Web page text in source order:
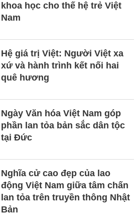
khoa học cho thế hệ trẻ Việt
Nam
Hệ giá trị Việt: Người Việt xa
xứ và hành trình kết nối hai
quê hương
Ngày Văn hóa Việt Nam góp
phần lan tỏa bản sắc dân tộc
tại Đức ​
Nghĩa cử cao đẹp của lao
động Việt Nam giữa tâm chấn
lan tỏa trên truyền thông Nhật
Bản